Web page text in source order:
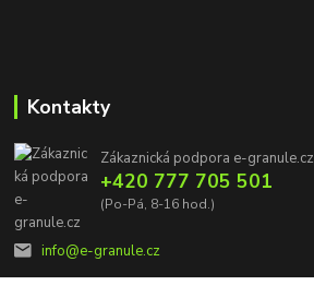
Kontakty
Zákaznická podpora e-granule.cz
+420 777 705 501
(Po-Pá, 8-16 hod.)
info@e-granule.cz